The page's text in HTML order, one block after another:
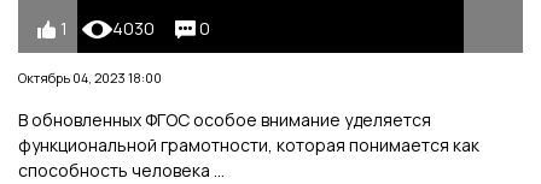
1 4030 0
Октябрь 04, 2023 18:00
В обновленных ФГОС особое внимание уделяется
функциональной грамотности, которая понимается как
способность человека ...